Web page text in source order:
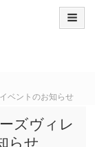
ベントのお知らせ
ズヴィレ
らせ